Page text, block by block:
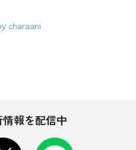
charaani
報を配信中